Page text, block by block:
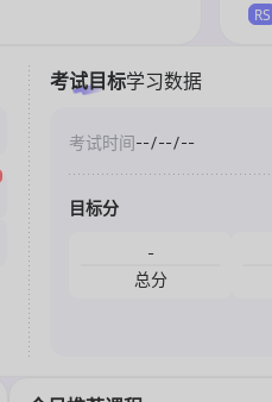
RS
考试目标学习数据
考试时间--/--/--
目标分
-
总分